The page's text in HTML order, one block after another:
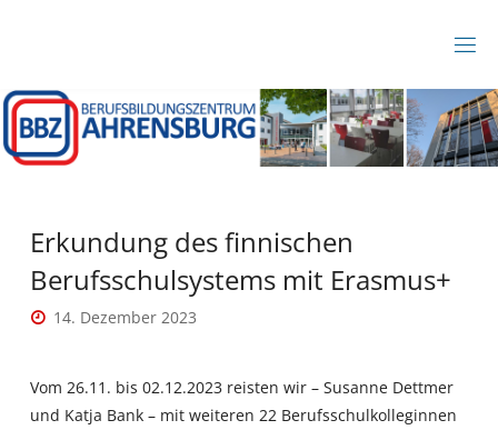
BZ
A
HR
B
R
Erkundung des finnischen
Berufsschulsystems mit Erasmus+
14. Dezember 2023
Vom 26.11. bis 02.12.2023 reisten wir – Susanne Dettmer
und Katja Bank – mit weiteren 22 Berufsschulkolleginnen